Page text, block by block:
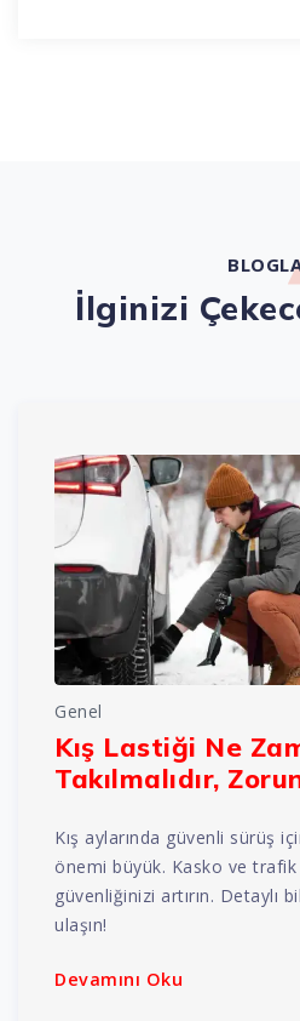
İlginizi
Genel
Kış Lastiği Ne
Takılmalıdır,
Kış aylarında güvenli sürüş
önemi büyük. Kasko ve
güvenliğinizi artırın. Detaylı
ulaşın!
Devamını Oku